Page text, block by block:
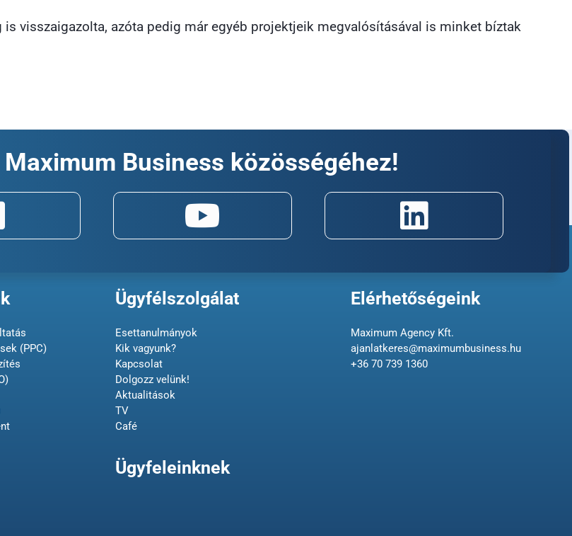
visszaigazolta, azóta pedig már egyéb projektjeik megvalósításával is minket bíztak
Business közösségéhez!
(PPC)
Ügyfélszolgálat
Esettanulmányok
Kik vagyunk?
Kapcsolat
Dolgozz velünk!
Aktualitások
TV
Café
Ügyfeleinknek
Elérhetőségeink
Maximum Agency Kft.
ajanlatkeres@maximumbusiness.hu
+36 70 739 1360